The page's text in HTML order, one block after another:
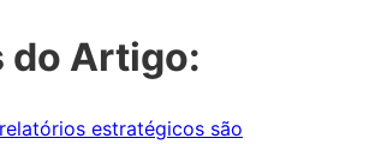
do Artigo:
estratégicos são